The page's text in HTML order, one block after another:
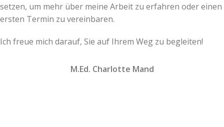
setzen, um mehr über meine Arbeit zu erfahren oder einen
ersten Termin zu vereinbaren.
Ich freue mich darauf, Sie auf Ihrem Weg zu begleiten!
M.Ed. Charlotte Mand